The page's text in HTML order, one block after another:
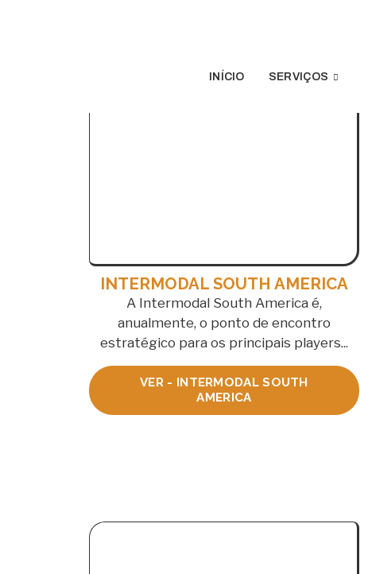
INÍCIO SERVIÇOS
INTERMODAL SOUTH AMERICA
A Intermodal South America é,
anualmente, o ponto de encontro
estratégico para os principais players...
VER - INTERMODAL SOUTH
AMERICA